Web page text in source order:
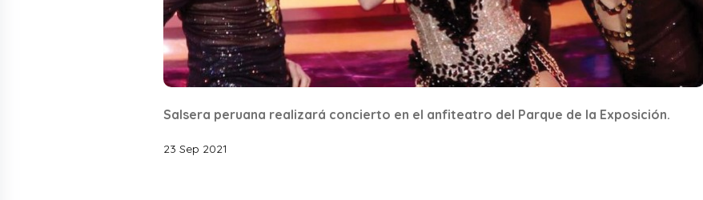
Salsera peruana realizará concierto en el anfiteatro del Parque de la Exposición.
23 Sep 2021